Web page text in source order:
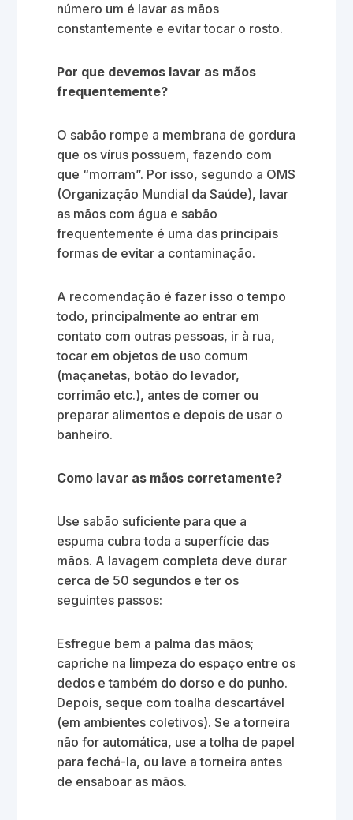
número um é lavar as mãos
constantemente e evitar tocar o rosto.
Por que devemos lavar as mãos
frequentemente?
O sabão rompe a membrana de gordura
que os vírus possuem, fazendo com
que “morram”. Por isso, segundo a OMS
(Organização Mundial da Saúde), lavar
as mãos com água e sabão
frequentemente é uma das principais
formas de evitar a contaminação.
A recomendação é fazer isso o tempo
todo, principalmente ao entrar em
contato com outras pessoas, ir à rua,
tocar em objetos de uso comum
(maçanetas, botão do levador,
corrimão etc.), antes de comer ou
preparar alimentos e depois de usar o
banheiro.
Como lavar as mãos corretamente?
Use sabão suficiente para que a
espuma cubra toda a superfície das
mãos. A lavagem completa deve durar
cerca de 50 segundos e ter os
seguintes passos:
Esfregue bem a palma das mãos;
capriche na limpeza do espaço entre os
dedos e também do dorso e do punho.
Depois, seque com toalha descartável
(em ambientes coletivos). Se a torneira
não for automática, use a tolha de papel
para fechá-la, ou lave a torneira antes
de ensaboar as mãos.